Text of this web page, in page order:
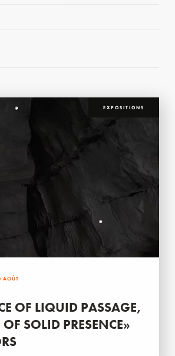
EXPOSITIONS
AOÛT
OF LIQUID PASSAGE,
SOLID PRESENCE»